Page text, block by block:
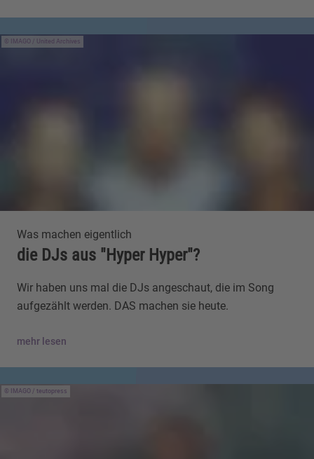
IMAGO / United Archives
Was machen eigentlich
die DJs aus "Hyper Hyper"?
Wir haben uns mal die DJs angeschaut, die im Song
aufgezählt werden. DAS machen sie heute.
mehr lesen
IMAGO / teutopress